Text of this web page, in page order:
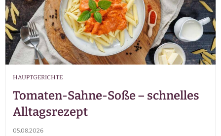
HAUPTGERICHTE
Tomaten-Sahne-Soße – schnelles
Alltagsrezept
05.08.2026